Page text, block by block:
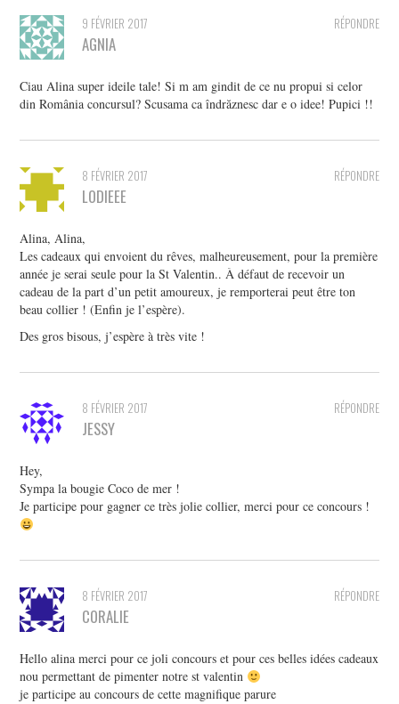
RÉPONDRE
9 FÉVRIER 2017
AGNIA
Ciau Alina super ideile tale! Si m am gindit de ce nu propui si celor
din România concursul? Scusama ca îndrăznesc dar e o idee! Pupici !!
RÉPONDRE
8 FÉVRIER 2017
LODIEEE
Alina, Alina,
Les cadeaux qui envoient du rêves, malheureusement, pour la première
année je serai seule pour la St Valentin.. À défaut de recevoir un
cadeau de la part d’un petit amoureux, je remporterai peut être ton
beau collier ! (Enfin je l’espère).
Des gros bisous, j’espère à très vite !
RÉPONDRE
8 FÉVRIER 2017
JESSY
Hey,
Sympa la bougie Coco de mer !
Je participe pour gagner ce très jolie collier, merci pour ce concours !
RÉPONDRE
8 FÉVRIER 2017
CORALIE
Hello alina merci pour ce joli concours et pour ces belles idées cadeaux
nou permettant de pimenter notre st valentin
je participe au concours de cette magnifique parure